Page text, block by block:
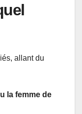
allant du
la femme de